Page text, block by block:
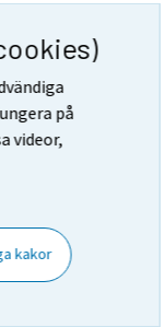
på
videor,
kakor
som då var
en
mer
1977–93
och en
år 1983
gjorde
till 4